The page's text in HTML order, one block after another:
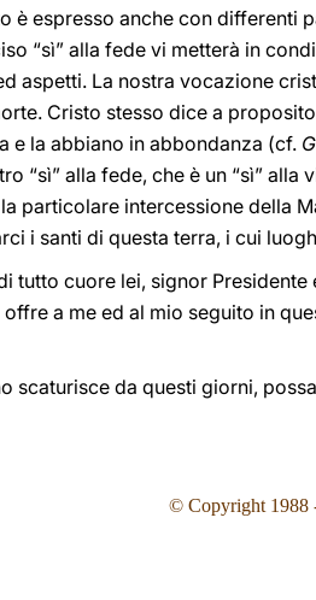
è espresso anche con differenti
“sì” alla fede vi metterà in
aspetti. La nostra vocazione
Cristo stesso dice a
e la abbiano in abbondanza (cf.
“sì” alla fede, che è un “sì”
particolare intercessione della
i santi di questa terra, i cui
tutto cuore lei, signor
a me ed al mio seguito in
scaturisce da questi giorni,
© Copyright 1988